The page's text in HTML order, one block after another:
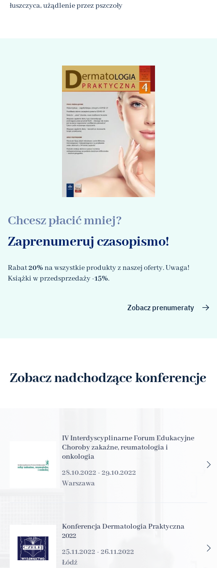
łuszczyca, użądlenie przez pszczoły
Chcesz płacić mniej?
Zaprenumeruj czasopismo!
Rabat20% na wszystkie produkty z naszej oferty. Uwaga!
Książki w przedsprzedaży-15%.
Zobacz prenumeraty
Zobacz nadchodzące konferencje
IV Interdyscyplinarne Forum Edukacyjne
Choroby zakaźne, reumatologia i
onkologia
28.10.2022 - 29.10.2022
Warszawa
Konferencja Dermatologia Praktyczna
2022
25.11.2022 - 26.11.2022
Łódź